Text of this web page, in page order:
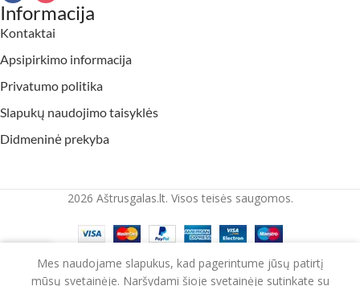
Informacija
Kontaktai
Apsipirkimo informacija
Privatumo politika
Slapukų naudojimo taisyklės
Didmeninė prekyba
2026 Aštrusgalas.lt. Visos teisės saugomos.
Krepšelis
Mes naudojame slapukus, kad pagerintume jūsų patirtį
mūsų svetainėje. Naršydami šioje svetainėje sutinkate su